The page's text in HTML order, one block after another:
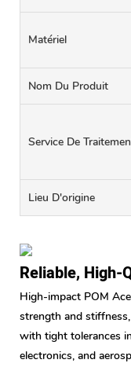
Matériel
Nom Du Produit
Service De
Lieu D'origine
Reliable, High-
High-impact POM
strength and
with tight tolerances
electronics, and